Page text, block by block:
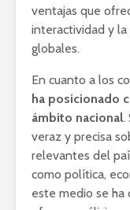
ventajas que
interactividad y la
globales.
En cuanto a los
ha posicionado
ámbito nacional.
veraz y precisa
relevantes del
como política,
este medio se ha